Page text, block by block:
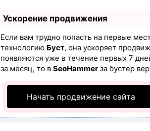
Ускорение продвижения
Если вам трудно попасть на первые
технологию Буст, она ускоряет
появляются уже в течение первых 7
за месяц, то в SeoHammer за бустер
Начать продвижение сайта